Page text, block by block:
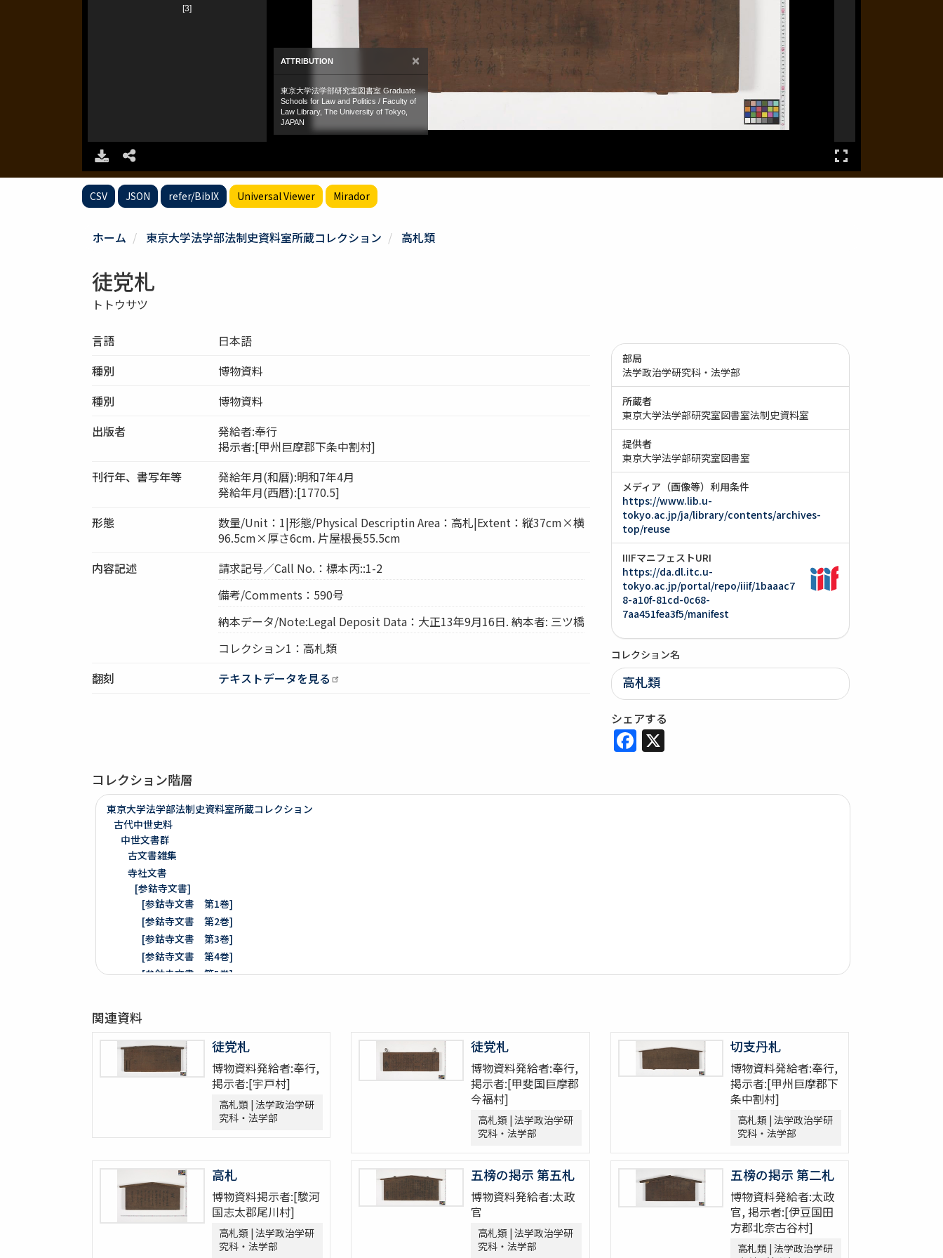
CSV JSON refer/BibIX Universal Viewer Mirador
ホーム 東京大学法学部法制史資料室所蔵コレクション 高札類
徒党札
トトウサツ
言語
日本語
種別
博物資料
種別
博物資料
出版者
発給者:奉行
掲示者:[甲州巨摩郡下条中割村]
刊行年、書写年等
発給年月(和暦):明和7年4月
発給年月(西暦):[1770.5]
形態
数量/Unit：1|形態/Physical Descriptin Area：高札|Extent：縦37cm×横
96.5cm×厚さ6cm. 片屋根長55.5cm
内容記述
請求記号／Call No.：標本丙::1-2
備考/Comments：590号
納本データ/Note:Legal Deposit Data：大正13年9月16日. 納本者: 三ツ橋
コレクション1：高札類
翻刻
テキストデータを見る
部局
法学政治学研究科・法学部
所蔵者
東京大学法学部研究室図書室法制史資料室
提供者
東京大学法学部研究室図書室
メディア（画像等）利用条件
https://www.lib.u-
tokyo.ac.jp/ja/library/contents/archives-
top/reuse
IIIFマニフェストURI
https://da.dl.itc.u-
tokyo.ac.jp/portal/repo/iiif/1baaac7
8-a10f-81cd-0c68-
7aa451fea3f5/manifest
コレクション名
高札類
シェアする
Facebook
X
コレクション階層
東京大学法学部法制史資料室所蔵コレクション
古代中世史料
中世文書群
古文書雑集
寺社文書
[参鈷寺文書]
[参鈷寺文書 第1巻]
[参鈷寺文書 第2巻]
[参鈷寺文書 第3巻]
[参鈷寺文書 第4巻]
[参鈷寺文書 第5巻]
楽翁公旧蔵／参鈷寺文書留 完
[城東寺文書]
綸旨五通[城東寺文書 第1巻]
[城東寺文書 第2巻]
売券類
武家文書
[樺山家文書]
[樺山家文書 第1巻]
[樺山家文書 第2巻]
[樺山家文書 第3巻]
[樺山家文書 第4巻]
関連資料
徒党札
博物資料発給者:奉行,
掲示者:[宇戸村]
高札類 | 法学政治学研
究科・法学部
徒党札
博物資料発給者:奉行,
掲示者:[甲斐国巨摩郡
今福村]
高札類 | 法学政治学研
究科・法学部
切支丹札
博物資料発給者:奉行,
掲示者:[甲州巨摩郡下
条中割村]
高札類 | 法学政治学研
究科・法学部
高札
博物資料掲示者:[駿河
国志太郡尾川村]
高札類 | 法学政治学研
究科・法学部
五榜の掲示 第五札
博物資料発給者:太政
官
高札類 | 法学政治学研
究科・法学部
五榜の掲示 第二札
博物資料発給者:太政
官, 掲示者:[伊豆国田
方郡北奈古谷村]
高札類 | 法学政治学研